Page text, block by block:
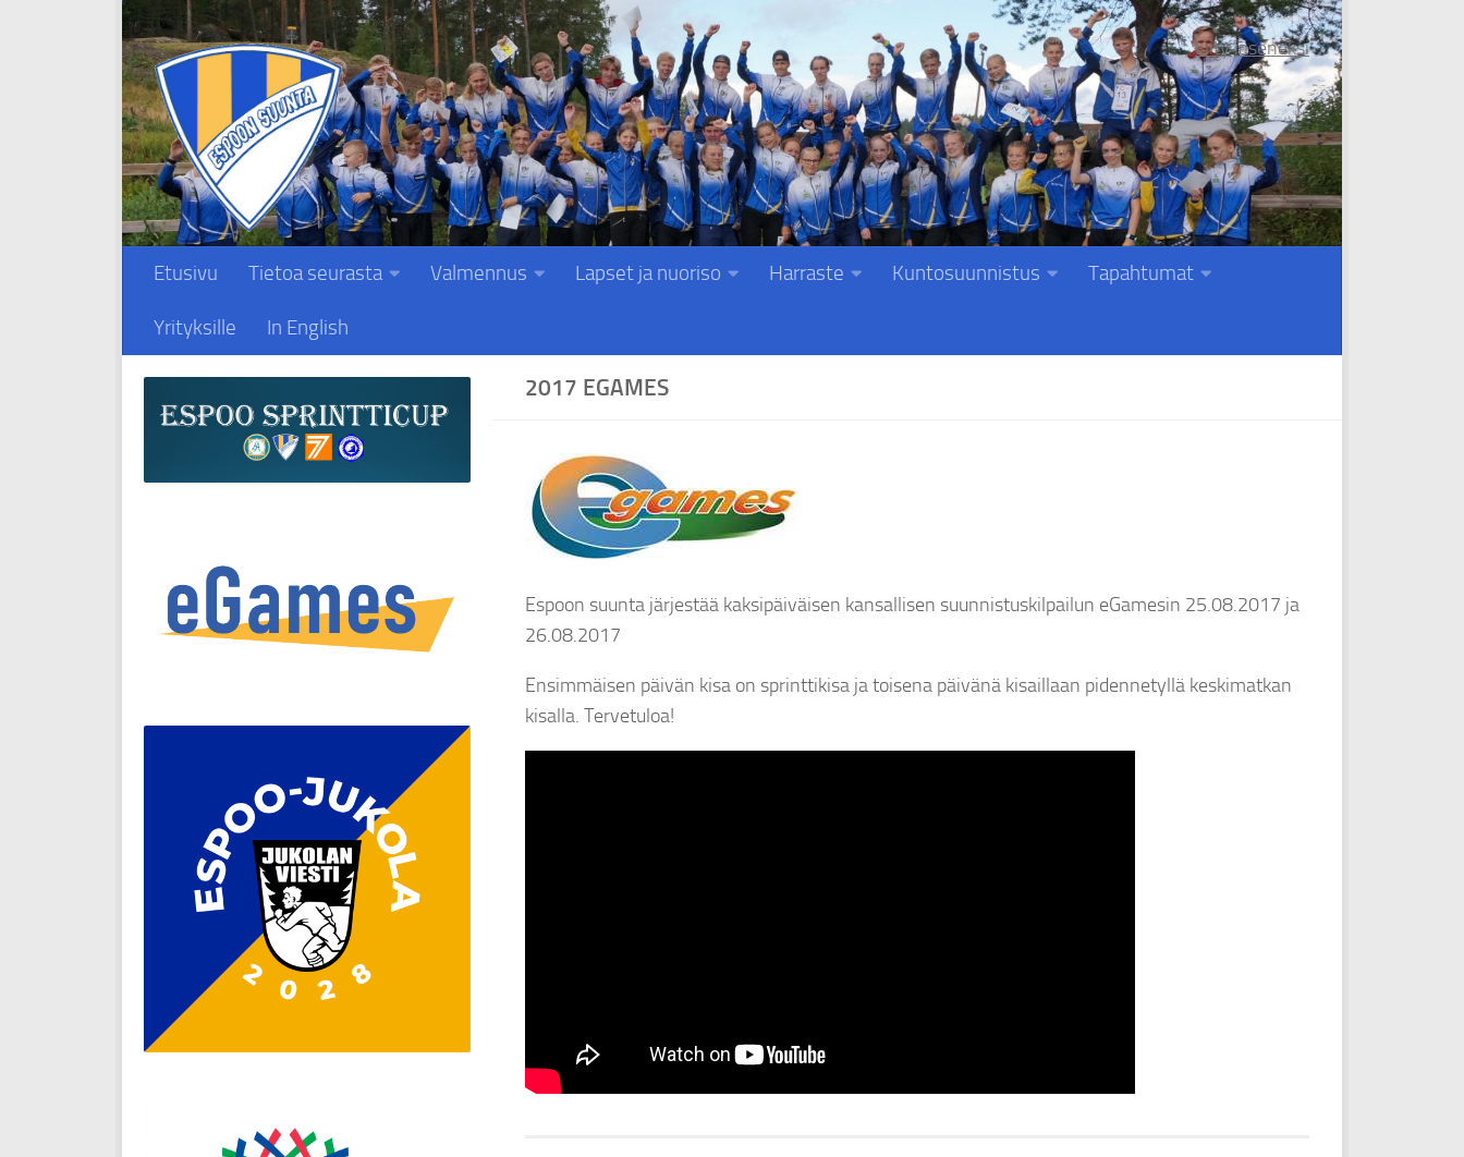
Skip to content
Liity jäseneksi
Etusivu Tietoa seurasta Valmennus Lapset ja nuoriso Harraste Kuntosuunnistus Tapahtumat
Yrityksille In English
2017 EGAMES
Espoon suunta järjestää kaksipäiväisen kansallisen suunnistuskilpailun eGamesin 25.08.2017 ja
26.08.2017
Ensimmäisen päivän kisa on sprinttikisa ja toisena päivänä kisaillaan pidennetyllä keskimatkan
kisalla. Tervetuloa!